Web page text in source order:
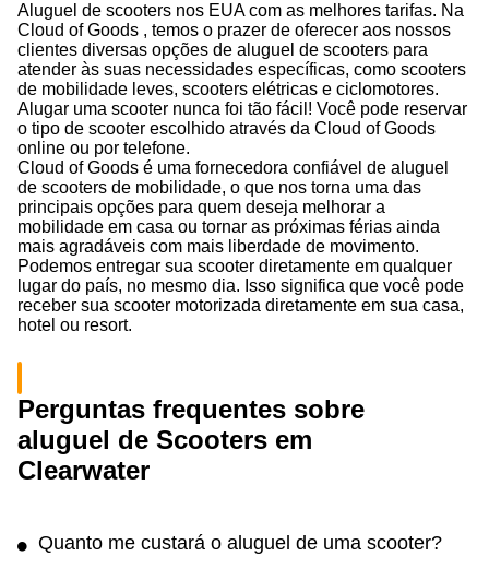
Aluguel de scooters nos EUA com as melhores tarifas. Na
Cloud of Goods , temos o prazer de oferecer aos nossos
clientes diversas opções de aluguel de scooters para
atender às suas necessidades específicas, como scooters
de mobilidade leves, scooters elétricas e ciclomotores.
Alugar uma scooter nunca foi tão fácil! Você pode reservar
o tipo de scooter escolhido através da Cloud of Goods
online ou por telefone.
Cloud of Goods é uma fornecedora confiável de aluguel
de scooters de mobilidade, o que nos torna uma das
principais opções para quem deseja melhorar a
mobilidade em casa ou tornar as próximas férias ainda
mais agradáveis com mais liberdade de movimento.
Podemos entregar sua scooter diretamente em qualquer
lugar do país, no mesmo dia. Isso significa que você pode
receber sua scooter motorizada diretamente em sua casa,
hotel ou resort.
Perguntas frequentes sobre
aluguel de Scooters em
Clearwater
Quanto me custará o aluguel de uma scooter?